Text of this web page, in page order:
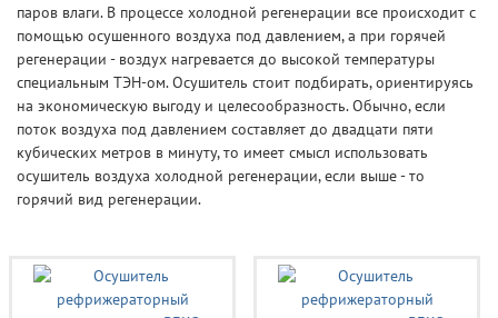
паров влаги. В процессе холодной регенерации все происходит с
помощью осушенного воздуха под давлением, а при горячей
регенерации - воздух нагревается до высокой температуры
специальным ТЭН-ом. Осушитель стоит подбирать, ориентируясь
на экономическую выгоду и целесообразность. Обычно, если
поток воздуха под давлением составляет до двадцати пяти
кубических метров в минуту, то имеет смысл использовать
осушитель воздуха холодной регенерации, если выше - то
горячий вид регенерации.